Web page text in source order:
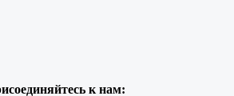
к нам: